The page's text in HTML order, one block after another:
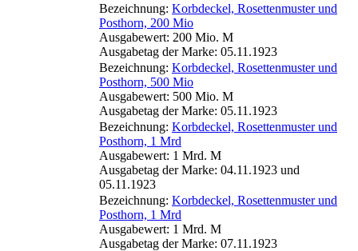
Bezeichnung: Korbdeckel, Rosettenmuster und
Posthorn, 200 Mio
Ausgabewert: 200 Mio. M
Ausgabetag der Marke: 05.11.1923
Bezeichnung: Korbdeckel, Rosettenmuster und
Posthorn, 500 Mio
Ausgabewert: 500 Mio. M
Ausgabetag der Marke: 05.11.1923
Bezeichnung: Korbdeckel, Rosettenmuster und
Posthorn, 1 Mrd
Ausgabewert: 1 Mrd. M
Ausgabetag der Marke: 04.11.1923 und
05.11.1923
Bezeichnung: Korbdeckel, Rosettenmuster und
Posthorn, 1 Mrd
Ausgabewert: 1 Mrd. M
Ausgabetag der Marke: 07.11.1923